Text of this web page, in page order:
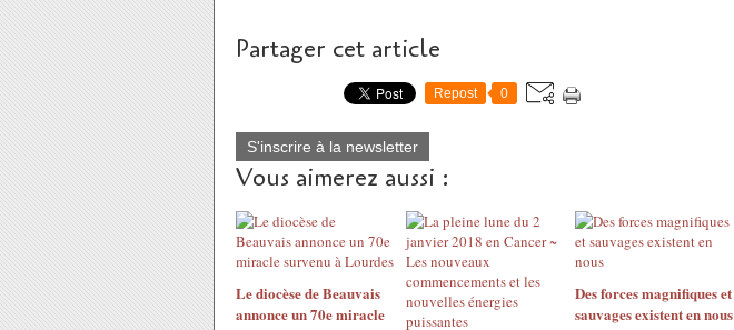
Partager cet article
Repost 0
S'inscrire à la newsletter
Vous aimerez aussi :
Le diocèse de Beauvais
annonce un 70e miracle
Des forces magnifiques et
sauvages existent en nous